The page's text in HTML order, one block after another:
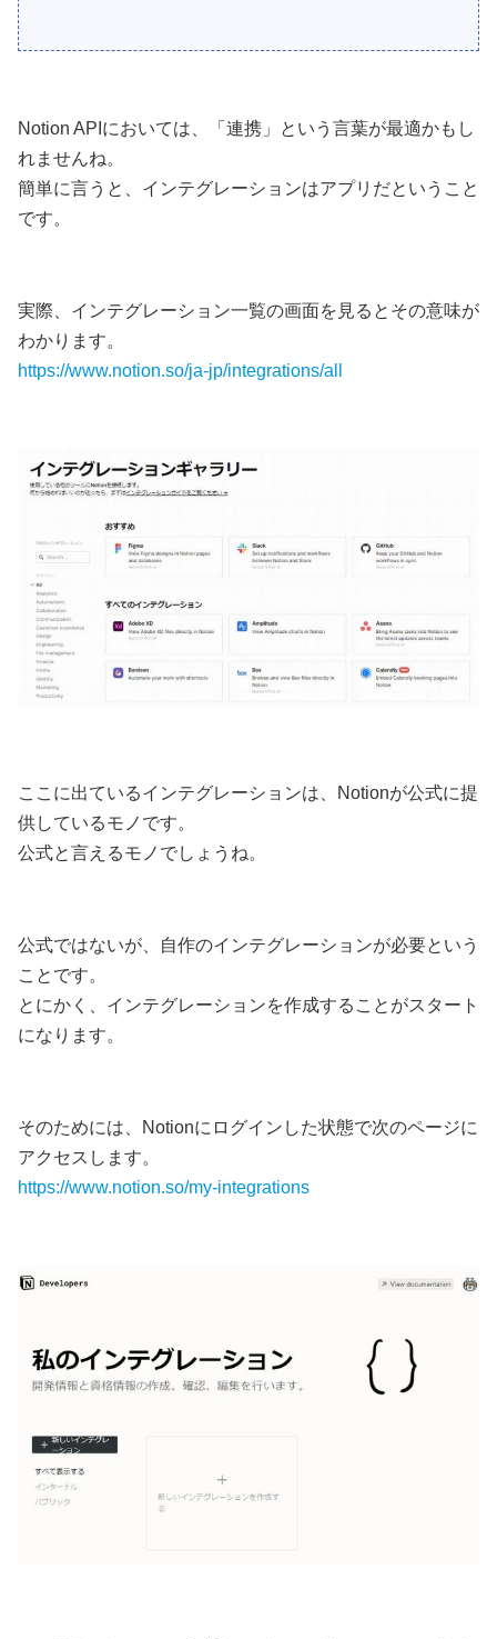
Notion APIにおいては、「連携」という言葉が最適かもし
れませんね。
簡単に言うと、インテグレーションはアプリだということ
です。
実際、インテグレーション一覧の画面を見るとその意味が
わかります。
https://www.notion.so/ja-jp/integrations/all
ここに出ているインテグレーションは、Notionが公式に提
供しているモノです。
公式と言えるモノでしょうね。
公式ではないが、自作のインテグレーションが必要という
ことです。
とにかく、インテグレーションを作成することがスタート
になります。
そのためには、Notionにログインした状態で次のページに
アクセスします。
https://www.notion.so/my-integrations